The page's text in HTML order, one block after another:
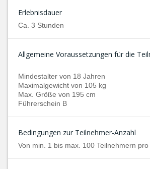
Erlebnisdauer
Ca. 3 Stunden
Allgemeine Voraussetzungen für die
Mindestalter von 18 Jahren
Maximalgewicht von 105 kg
Max. Größe von 195 cm
Führerschein B
Bedingungen zur Teilnehmer-Anzahl
Von min. 1 bis max. 100 Teilnehmern pro